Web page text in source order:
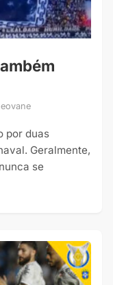
por duas
Geralmente,
se